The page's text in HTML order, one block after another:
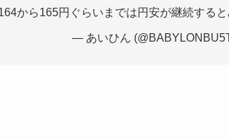
から165円ぐらいまでは円安が継続する
— あいひん